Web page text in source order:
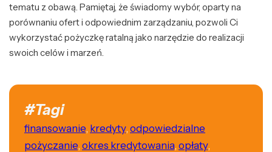
tematu z obawą. Pamiętaj, że świadomy wybór, oparty na
porównaniu ofert i odpowiednim zarządzaniu, pozwoli Ci
wykorzystać pożyczkę ratalną jako narzędzie do realizacji
swoich celów i marzeń.
#Tagi
finansowanie, kredyty, odpowiedzialne
pożyczanie, okres kredytowania, opłaty,